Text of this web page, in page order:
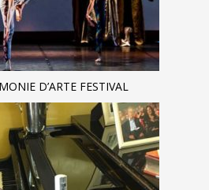
D’ARTE FESTIVAL